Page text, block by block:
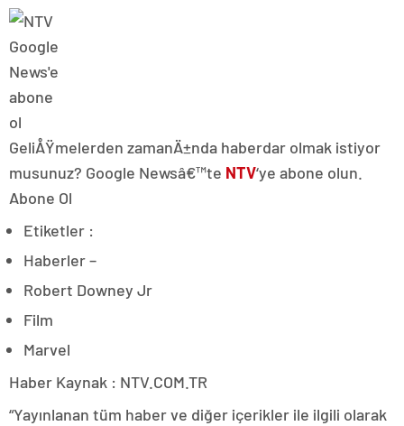
GeliÅŸmelerden zamanÄ±nda haberdar olmak istiyor
musunuz? Google Newsâ€™te NTV‘ye abone olun.
Abone Ol
Etiketler :
Haberler –
Robert Downey Jr
Film
Marvel
Haber Kaynak : NTV.COM.TR
“Yayınlanan tüm haber ve diğer içerikler ile ilgili olarak